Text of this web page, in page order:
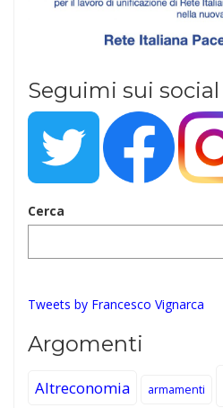
Seguimi sui social
Cerca
Tweets by Francesco Vignarca
Argomenti
Altreconomia armamenti